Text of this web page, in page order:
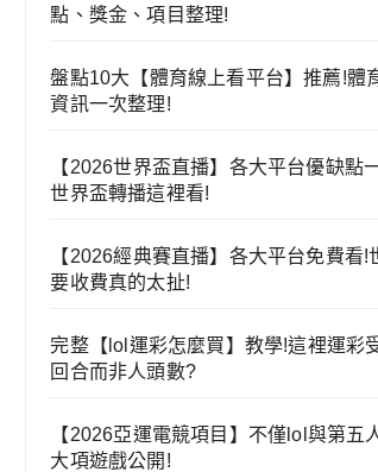
點、獎金、項目整理!
盤點10大【體育線上看平台】推薦!體
資訊一次整理!
【2026世界盃直播】各大平台優缺點
世界盃轉播這裡看!
【2026經典賽直播】各大平台免費看!
要收費真的太扯!
完整【lol運彩怎麼買】教學!這裡運彩
回合而非人頭數?
【2026亞運電競項目】不僅lol與第五
大項遊戲公開!